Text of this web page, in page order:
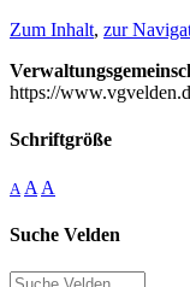
Zum Inhalt, zur
https://
Schriftgröße
A A A
Suche Velden